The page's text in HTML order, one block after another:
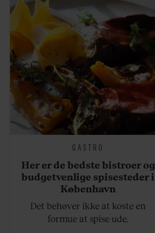
GASTRO
Her er de bedste bistroer og
budgetvenlige spisesteder i
København
Det behøver ikke at koste en
formue at spise ude.